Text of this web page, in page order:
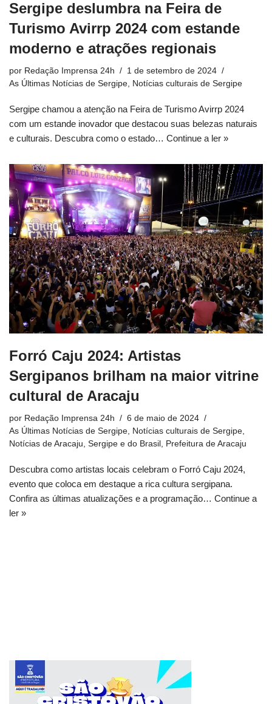
Sergipe deslumbra na Feira de
Turismo Avirrp 2024 com estande
moderno e atrações regionais
por Redação Imprensa 24h
1 de setembro de 2024
As Últimas Notícias de Sergipe, Notícias culturais de Sergipe
Sergipe chamou a atenção na Feira de Turismo Avirrp 2024
com um estande inovador que destacou suas belezas naturais
e culturais. Descubra como o estado… Continue a ler »
Forró Caju 2024: Artistas
Sergipanos brilham na maior vitrine
cultural de Aracaju
por Redação Imprensa 24h
6 de maio de 2024
As Últimas Notícias de Sergipe, Notícias culturais de Sergipe,
Notícias de Aracaju, Sergipe e do Brasil , Prefeitura de Aracaju
Descubra como artistas locais celebram o Forró Caju 2024,
evento que coloca em destaque a rica cultura sergipana.
Confira as últimas atualizações e a programação… Continue a
ler »